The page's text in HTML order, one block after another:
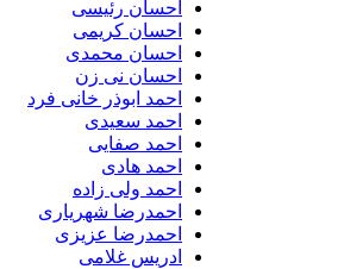
احسان رئیسی
احسان کریمی
احسان محمدی
احسان نی زن
احمد ابوذر خانی فرد
احمد سعیدی
احمد صفایی
احمد هادی
احمد ولی زاده
احمدرضا شهریاری
احمدرضا عزیزی
ادریس غلامی